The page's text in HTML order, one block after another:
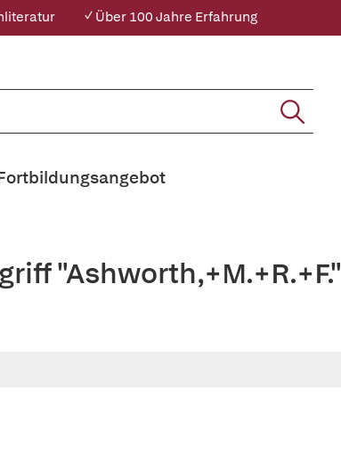
✓ Über 100 Jahre Erfahrung
"Ashworth,+M.+R.+F."